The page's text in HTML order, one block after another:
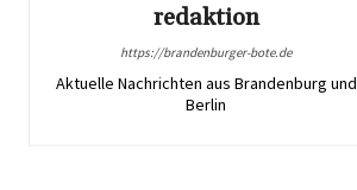
redaktion
https://brandenburger-bote.de
Aktuelle Nachrichten aus Brandenburg und
Berlin